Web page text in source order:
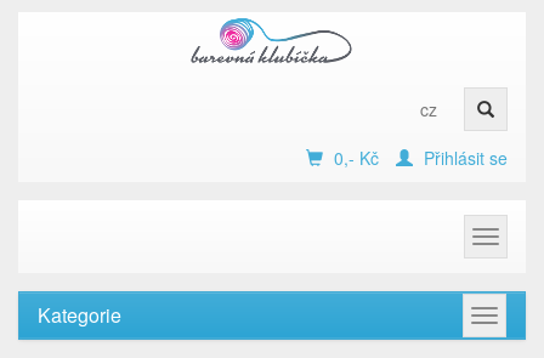
cz
0,- Kč Přihlásit se
Toggle
Toggle
Kategorie